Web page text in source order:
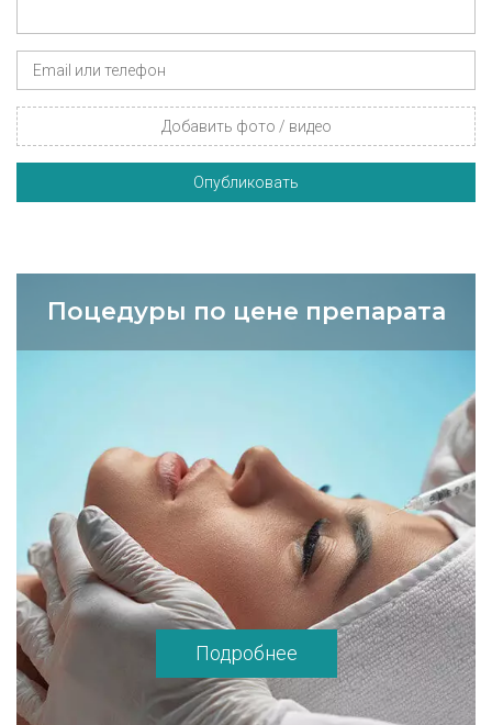
Добавить фото / видео
Опубликовать
Поцедуры по цене препарата
Подробнее